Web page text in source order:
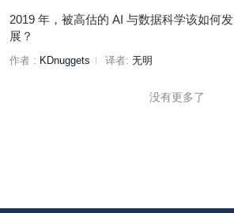
2019 年，被高估的 AI 与数据科学该如何发
展？
作者 : KDnuggets 译者: 无明
没有更多了